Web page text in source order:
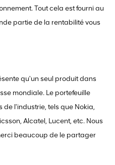
Tout cela est fourni au
partie de la rentabilité vous
qu'un seul produit dans
mondiale. Le portefeuille
l'industrie, tels que Nokia,
Alcatel, Lucent, etc. Nous
beaucoup de le partager